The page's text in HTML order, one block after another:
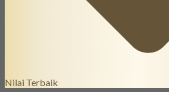
Nilai Terbaik